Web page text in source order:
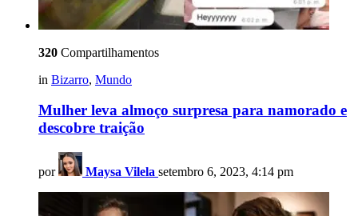
320 Compartilhamentos
in Bizarro, Mundo
Mulher leva almoço surpresa para namorado e
descobre traição
por Maysa Vilela setembro 6, 2023, 4:14 pm